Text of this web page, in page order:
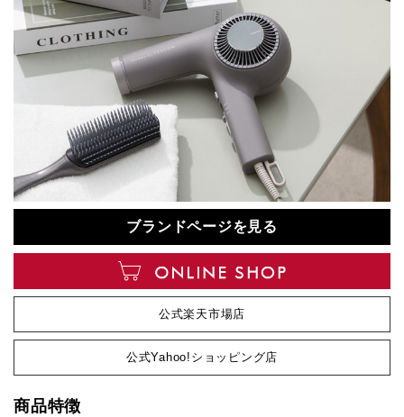
ブランドページを見る
公式楽天市場店
公式Yahoo!ショッピング店
商品特徴